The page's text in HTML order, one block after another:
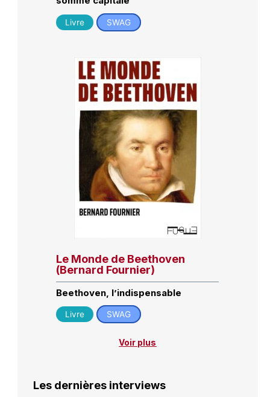
Livre SWAG
Le Monde de Beethoven
(Bernard Fournier)
Beethoven, l’indispensable
Livre SWAG
Voir plus
Les dernières interviews